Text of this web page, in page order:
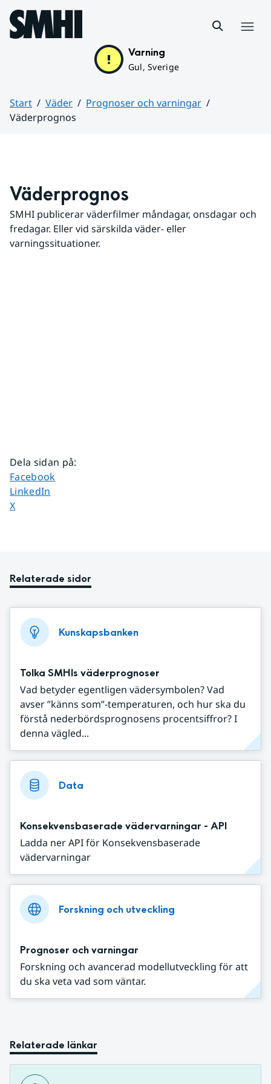
Hoppa till sidans innehåll
Varning
Gul, Sverige
Start Väder
Prognoser och varningar
Väderprognos
Väderprognos
SMHI publicerar väderfilmer måndagar, onsdagar och
fredagar. Eller vid särskilda väder- eller
varningssituationer.
Dela sidan på:
Dela sidan på
Facebook
Dela sidan på
LinkedIn
Dela sidan på
X
Relaterade sidor
Kunskapsbanken
Tolka SMHIs väderprognoser
Vad betyder egentligen vädersymbolen? Vad
avser ”känns som”-temperaturen, och hur ska du
förstå nederbördsprognosens procentsiffror? I
denna vägled...
Data
Konsekvensbaserade vädervarningar - API
Ladda ner API för Konsekvensbaserade
vädervarningar
Forskning och utveckling
Prognoser och varningar
Forskning och avancerad modellutveckling för att
du ska veta vad som väntar.
Relaterade länkar